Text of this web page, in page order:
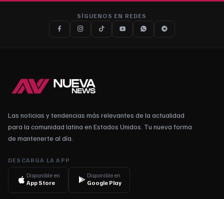
SÍGUENOS EN REDES
Las noticias y tendencias más relevantes de la actualidad
para la comunidad latina en Estados Unidos. Tu nueva forma
de mantenerte al día.
DESCARGA LA APP
Disponible en
App Store
Disponible en
Google Play